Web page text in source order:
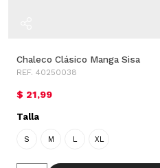
Chaleco Clásico Manga Sisa
REF. 40250038
$ 21,99
Talla
S M L XL